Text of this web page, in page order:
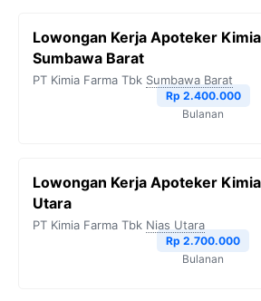
Lowongan Kerja Apoteker
Sumbawa Barat
PT Kimia Farma Tbk Sumbawa Barat
Rp 2.400.000
Bulanan
Lowongan Kerja Apoteker
Utara
PT Kimia Farma Tbk Nias Utara
Rp 2.700.000
Bulanan